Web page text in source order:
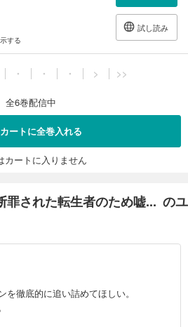
試し読み
する
・ ・ ・ > >>
全6巻配信中
カートに全巻入れる
カートに入りません
罪された転生者のため嘘... のユ
徹底的に追い詰めてほしい。